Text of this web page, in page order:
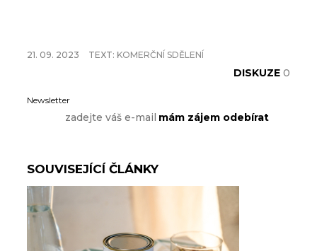
21. 09. 2023 TEXT: KOMERČNÍ SDĚLENÍ
DISKUZE 0
Newsletter
SOUVISEJÍCÍ ČLÁNKY